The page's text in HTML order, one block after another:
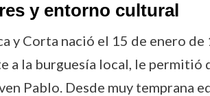
y entorno cultural
y Corta nació el 15 de enero
a la burguesía local, le
Pablo. Desde muy temprana